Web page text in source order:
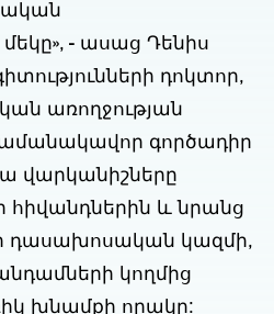
- ասաց Դենիս
դոկտոր,
առողջության
գործադիր
վարկանիշները
հիվանդներին և նրանց
դասախոսական կազմի,
կողմից
խնամքի որակը: